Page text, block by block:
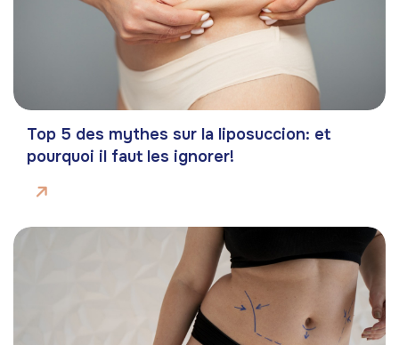
Top 5 des mythes sur la liposuccion: et
pourquoi il faut les ignorer!